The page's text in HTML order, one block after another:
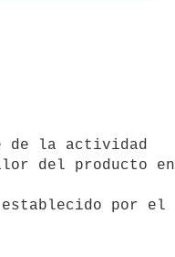
del producto en